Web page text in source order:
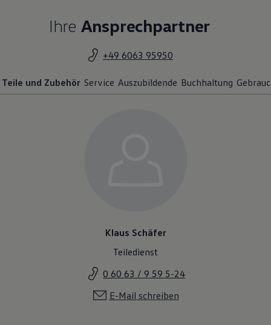
Ihre Ansprechpartner
+49 6063 95950
Teile und Zubehör Service Auszubildende Buchhaltung
Klaus Schäfer
Teiledienst
0 60 63 / 9 59 5-24
E-Mail schreiben